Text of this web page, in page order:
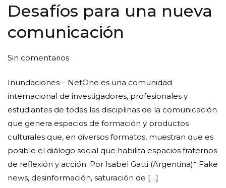
Desafíos para una nueva
comunicación
Por
Ciudad
Nueva
Publicada
1
de
octubre
de
2024
Publicada
Cultura
Sin comentariosen
para
una
nueva
comunicación
Inundaciones – NetOne es una comunidad
internacional de investigadores, profesionales y
estudiantes de todas las disciplinas de la comunicación
que genera espacios de formación y productos
culturales que, en diversos formatos, muestran que es
posible el diálogo social que habilita espacios fraternos
de reflexión y acción. Por Isabel Gatti (Argentina)* Fake
news, desinformación, saturación de […]